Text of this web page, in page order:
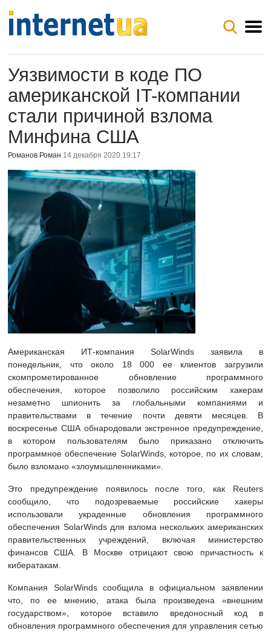
Уязвимости в коде ПО
американской IT-компании
стали причиной взлома
Минфина США
Романов Роман 14 декабря 2020 19:17
Американская ИТ-компания SolarWinds заявила в
понедельник, что около 18 000 ее клиентов загрузили
скомпрометированное обновление программного
обеспечения, которое позволило российским хакерам
незаметно шпионить за глобальными компаниями и
правительствами в течение почти девяти месяцев. В
воскресенье США обнародовали экстренное предупреждение,
в котором пользователям было приказано отключить
программное обеспечение SolarWinds, которое, по их словам,
было взломано «злоумышленниками».
Это предупреждение появилось после того, как Reuters
сообщило, что подозреваемые российские хакеры
использовали украденные обновления программного
обеспечения SolarWinds для взлома нескольких американских
правительственных учреждений, включая министерство
финансов США. В Москве отрицают свою причастность к
кибератакам.
Компания SolarWinds сообщила в официальном заявлении
что, по ее мнению, атака была произведена «внешним
государством», которое вставило вредоносный код в
обновления программного обеспечения для управления сетью